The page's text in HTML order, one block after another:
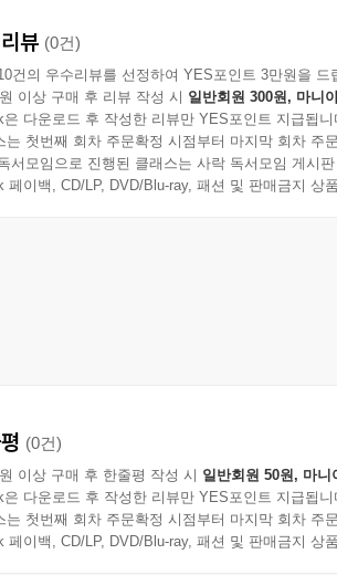
뷰 (0건)
건의 우수리뷰를 선정하여 YES포인트 3만원을 드
이상 구매 후 리뷰 작성 시 일반회원 300원, 마니
은 다운로드 후 작성한 리뷰만 YES포인트 지급됩니
는 첫번째 회차 주문확정 시점부터 마지막 회차 주
서모임으로 진행된 클래스는 사락 독서모임 게시
페이백, CD/LP, DVD/Blu-ray, 패션 및 판매금지 상
(0건)
이상 구매 후 한줄평 작성 시 일반회원 50원, 마니
은 다운로드 후 작성한 리뷰만 YES포인트 지급됩니
는 첫번째 회차 주문확정 시점부터 마지막 회차 주
페이백, CD/LP, DVD/Blu-ray, 패션 및 판매금지 상